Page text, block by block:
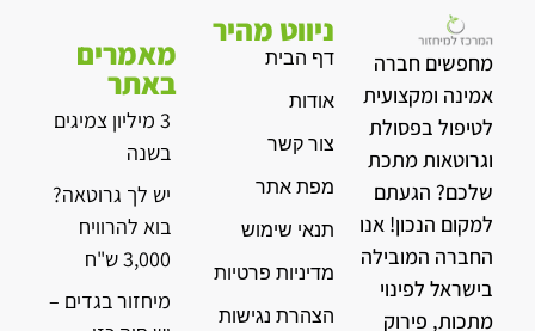
מחפשים חברה
אמינה ומקצועית
לטיפול בפסולת
וגרוטאות מתכת
שלכם? הגעתם
למקום הנכון! אנו
החברה המובילה
בישראל לפינוי
מתכות, פירוק
ניווט מהיר
דף הבית
אודות
צור קשר
מפת אתר
תנאי שימוש
מדיניות פרטיות
הצהרת נגישות
מאמרים
באתר
3 מיליון צמיגים
בשנה
יש לך גרוטאה?
בוא להרוויח
3,000 ש"ח
מיחזור בגדים –